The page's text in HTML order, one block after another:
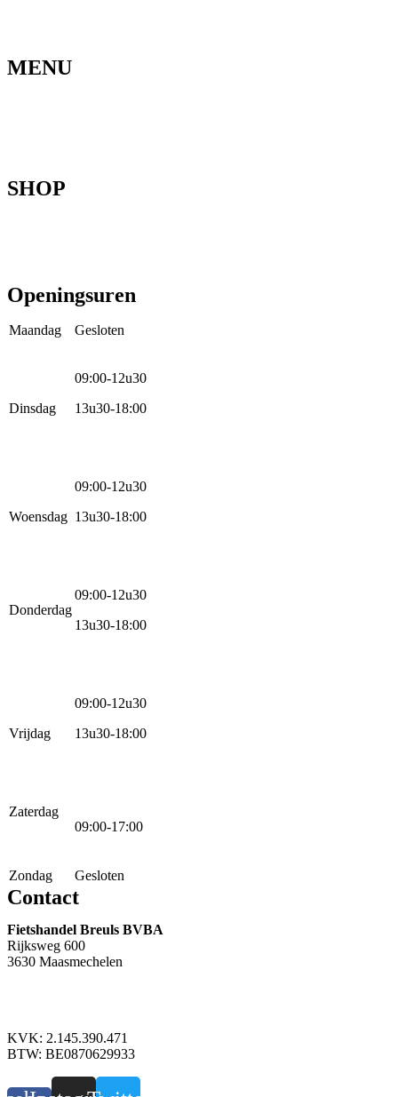
MENU
SHOP
Openingsuren
Maandag Gesloten
Dinsdag
09:00-12u30
13u30-18:00
Woensdag
09:00-12u30
13u30-18:00
Donderdag
09:00-12u30
13u30-18:00
Vrijdag
09:00-12u30
13u30-18:00
Zaterdag
09:00-17:00
Zondag Gesloten
Contact
Fietshandel Breuls BVBA
Rijksweg 600
3630 Maasmechelen
KVK: 2.145.390.471
BTW: BE0870629933